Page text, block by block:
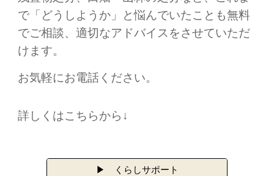
で「どうしようか」と悩んでいたことも無料
でご相談、適切なアドバイスをさせていただ
けます。
お気軽にお電話ください。
詳しくはこちらから↓
▶ くらしサポート